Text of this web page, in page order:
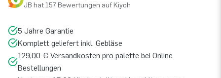
JB hat 157 Bewertungen auf Kiyoh
5 Jahre Garantie
Komplett geliefert inkl. Gebläse
129,00 € Versandkosten pro palette bei Online
Bestellungen